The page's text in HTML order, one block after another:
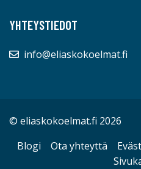
YHTEYSTIEDOT
info@eliaskokoelmat.fi
© eliaskokoelmat.fi 2026
Blogi
Ota yhteyttä